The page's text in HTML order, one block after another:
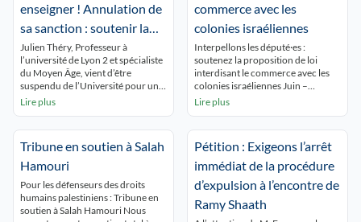
enseigner ! Annulation de
sa sanction : soutenir la
Palestine n’est pas un
crime !
Julien Théry, Professeur à
l’université de Lyon 2 et spécialiste
du Moyen Âge, vient d’être
suspendu de l’Université pour une
durée de 18 mois, sans pouvoir
dans le Figaro et appelé au boycott
des personnalités signataires ;
Lire plus
commerce avec les
colonies israéliennes
Interpellons les député·es :
soutenez la proposition de loi
interdisant le commerce avec les
colonies israéliennes Juin –
Décembre 2026 5 048
économique avec les colonies
israéliennes illégales Une
proposition de loi va être déposée
à l’Assemblée nationale pour
interdire le commerce […]
Lire plus
Tribune en soutien à Salah
Hamouri
Pour les défenseurs des droits
humains palestiniens : Tribune en
soutien à Salah Hamouri Nous
Pétition : Exigeons l’arrêt
immédiat de la procédure
d’expulsion à l’encontre de
Ramy Shaath